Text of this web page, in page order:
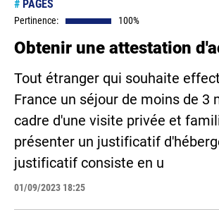
# PAGES
Pertinence: 100%
Obtenir une attestation
Tout étranger qui souhaite
France un séjour de moins de 3
cadre d'une visite privée et
présenter un justificatif
justificatif consiste en u
01/09/2023 18:25